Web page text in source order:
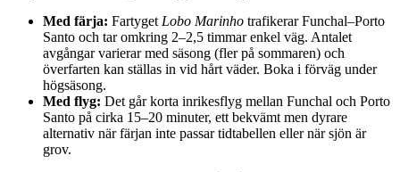
Med färja: Fartyget Lobo Marinho trafikerar Funchal–Porto
Santo och tar omkring 2–2,5 timmar enkel väg. Antalet
avgångar varierar med säsong (fler på sommaren) och
överfarten kan ställas in vid hårt väder. Boka i förväg under
högsäsong.
Med flyg: Det går korta inrikesflyg mellan Funchal och Porto
Santo på cirka 15–20 minuter, ett bekvämt men dyrare
alternativ när färjan inte passar tidtabellen eller när sjön är
grov.